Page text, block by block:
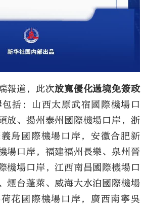
報道，此次放寬優化過境免簽政
包括：山西太原武宿國際機場口
放、揚州泰州國際機場口岸，浙
烏國際機場口岸，安徽合肥新
場口岸，福建福州長樂、泉州晉
機場口岸，江西南昌國際機場口
煙台蓬萊、威海大水泊國際機場
花國際機場口岸，廣西南寧吳